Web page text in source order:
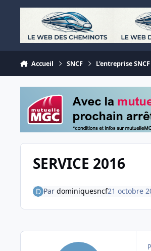
Aller au contenu
Accueil SNCF L'entreprise
SERVICE 2016
Par dominiquesncf21 octobre